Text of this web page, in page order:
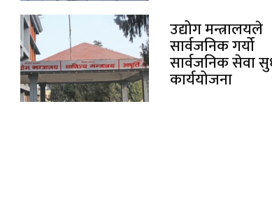
उद्योग मन्त्रालयले
सार्वजनिक गर्यो
सार्वजनिक सेवा
कार्ययोजना